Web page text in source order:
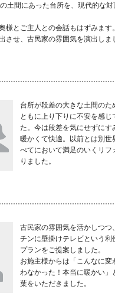
土間にあった台所を、現代的な対
様とご主人との会話もはずみます。
させ、古民家の雰囲気を演出しま
台所が段差の大きな土間のた
ともに上り下りに不安を感じ
た。今は段差を気にせずにす
暖かくて快適。以前とは別世
べてにおいて満足のいくリフ
りました。
古民家の雰囲気を活かしつつ
チンに壁掛けテレビという利
プランをご提案しました。
お施主様からは「こんなに変
わなかった！本当に暖かい」
葉をいただきました。